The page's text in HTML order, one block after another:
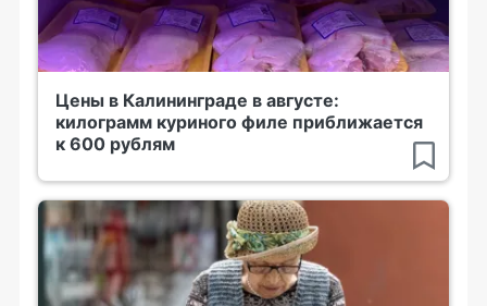
Цены в Калининграде в августе:
килограмм куриного филе приближается
к 600 рублям